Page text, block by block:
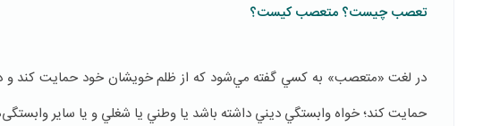
تعصب چیست؟ متعصب کیست؟
در لغت «متعصب» به كسي گفته مي‌شود كه از ظلم خويشان خود حمايت كند و
حمايت كند؛ خواه وابستگي ديني داشته باشد يا وطني يا شغلي و یا سایر